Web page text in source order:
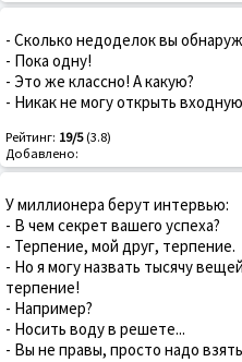
- Сколько недоделок вы
- Пока одну!
- Это же классно! А какую?
- Никак не могу открыть
Рейтинг: 19/5(3.8)
Добавлено:
У миллионера берут интервью:
- В чем секрет вашего успеха?
- Терпение, мой друг, терпение.
- Но я могу назвать тысячу
терпение!
- Например?
- Носить воду в решете...
- Вы не правы, просто надо